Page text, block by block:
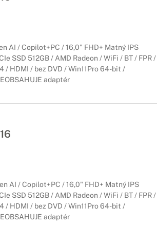
AI / Copilot+PC / 16,0" FHD+ Matný IPS
SSD 512GB / AMD Radeon / WiFi / BT / FPR /
/ HDMI / bez DVD / Win11Pro 64-bit /
adaptér
AI / Copilot+PC / 16,0" FHD+ Matný IPS
SSD 512GB / AMD Radeon / WiFi / BT / FPR /
/ HDMI / bez DVD / Win11Pro 64-bit /
adaptér